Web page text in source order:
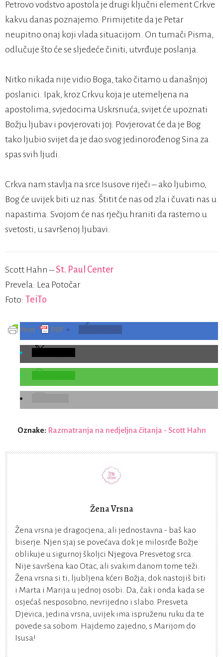
Petrovo vodstvo apostola je drugi ključni element Crkve
kakvu danas poznajemo. Primijetite da je Petar
neupitno onaj koji vlada situacijom. On tumači Pisma,
odlučuje što će se sljedeće činiti, utvrđuje poslanja.
Nitko nikada nije vidio Boga, tako čitamo u današnjoj
poslanici. Ipak, kroz Crkvu koja je utemeljena na
apostolima, svjedocima Uskrsnuća, svijet će upoznati
Božju ljubav i povjerovati joj. Povjerovat će da je Bog
tako ljubio svijet da je dao svog jedinorođenog Sina za
spas svih ljudi.
Crkva nam stavlja na srce Isusove riječi – ako ljubimo,
Bog će uvijek biti uz nas. Štitit će nas od zla i čuvati nas u
napastima. Svojom će nas rječju hraniti da rastemo u
svetosti, u savršenoj ljubavi.
Scott Hahn –St. Paul Center
Prevela: Lea Potočar
Foto: TeiTo
Oznake: Razmatranja na nedjeljna čitanja - Scott Hahn
Žena Vrsna
Žena vrsna je dragocjena, ali jednostavna - baš kao
biserje. Njen sjaj se povećava dok je milosrđe Božje
oblikuje u sigurnoj školjci Njegova Presvetog srca.
Nije savršena kao Otac, ali svakim danom tome teži.
Žena vrsna si ti, ljubljena kćeri Božja, dok nastojiš biti
i Marta i Marija u jednoj osobi. Da, čak i onda kada se
osjećaš nesposobno, nevrijedno i slabo. Presveta
Djevica, jedina vrsna, uvijek ima ispruženu ruku da te
povede sa sobom. Hajdemo zajedno, s Marijom do
Isusa!